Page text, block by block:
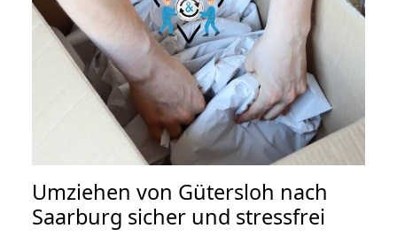
Umziehen von Gütersloh nach
Saarburg sicher und stressfrei